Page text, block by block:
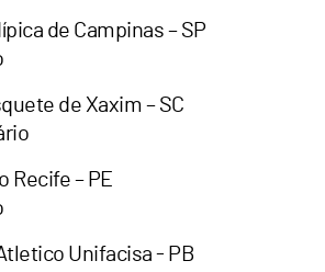
de Campinas – SP
de Xaxim – SC
Recife – PE
Unifacisa - PB